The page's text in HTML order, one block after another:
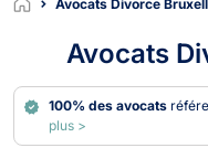
Avocats Divorce
Avocats
100% des avocats
plus >